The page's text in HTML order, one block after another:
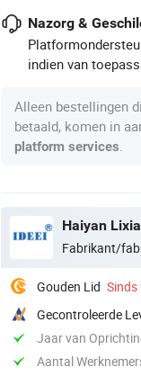
Nazorg &
indien van
Alleen bestellingen
betaald, komen in
platform services
Haiyan
Fabrikant/
Gouden Lid Sinds
Gecontroleerde
Jaar van
Aantal